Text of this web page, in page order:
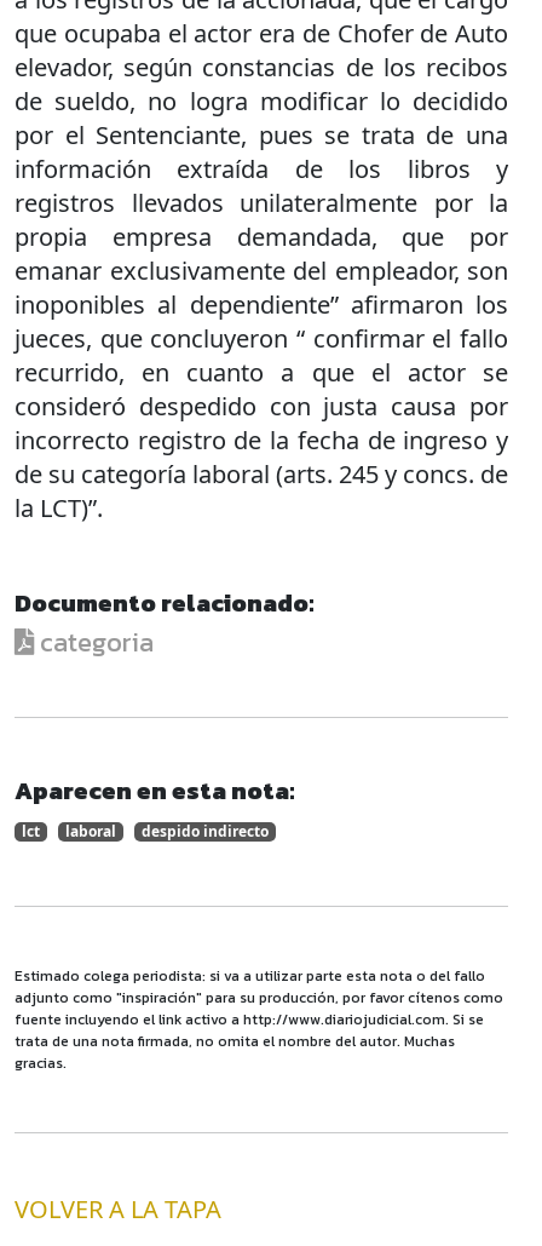
que ocupaba el actor era de Chofer de Auto
elevador, según constancias de los recibos
de sueldo, no logra modificar lo decidido
por el Sentenciante, pues se trata de una
información extraída de los libros y
registros llevados unilateralmente por la
propia empresa demandada, que por
emanar exclusivamente del empleador, son
inoponibles al dependiente” afirmaron los
jueces, que concluyeron “ confirmar el fallo
recurrido, en cuanto a que el actor se
consideró despedido con justa causa por
incorrecto registro de la fecha de ingreso y
de su categoría laboral (arts. 245 y concs. de
la LCT)”.
Documento relacionado:
categoria
Aparecen en esta nota:
lct laboral despido indirecto
Estimado colega periodista: si va a utilizar parte esta nota o del fallo
adjunto como "inspiración" para su producción, por favor cítenos como
fuente incluyendo el link activo a http://www.diariojudicial.com. Si se
trata de una nota firmada, no omita el nombre del autor. Muchas
gracias.
VOLVER A LA TAPA